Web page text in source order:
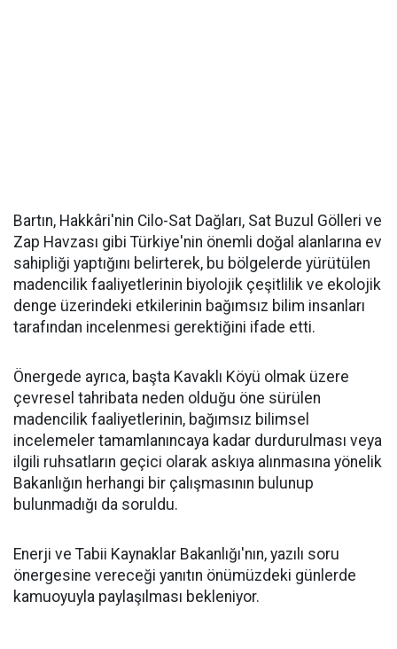
Bartın, Hakkâri'nin Cilo-Sat Dağları, Sat Buzul Gölleri ve
Zap Havzası gibi Türkiye'nin önemli doğal alanlarına ev
sahipliği yaptığını belirterek, bu bölgelerde yürütülen
madencilik faaliyetlerinin biyolojik çeşitlilik ve ekolojik
denge üzerindeki etkilerinin bağımsız bilim insanları
tarafından incelenmesi gerektiğini ifade etti.
Önergede ayrıca, başta Kavaklı Köyü olmak üzere
çevresel tahribata neden olduğu öne sürülen
madencilik faaliyetlerinin, bağımsız bilimsel
incelemeler tamamlanıncaya kadar durdurulması veya
ilgili ruhsatların geçici olarak askıya alınmasına yönelik
Bakanlığın herhangi bir çalışmasının bulunup
bulunmadığı da soruldu.
Enerji ve Tabii Kaynaklar Bakanlığı'nın, yazılı soru
önergesine vereceği yanıtın önümüzdeki günlerde
kamuoyuyla paylaşılması bekleniyor.